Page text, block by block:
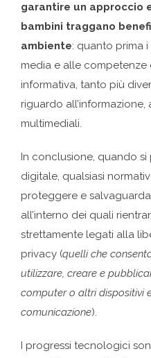
garantire un approccio
bambini traggano
ambiente: quanto prima
media e alle
informativa, tanto più
riguardo
multimediali.
In conclusione, quando
digitale, qualsiasi
proteggere e
all’interno dei quali
strettamente legati alla
privacy (quelli che
utilizzare, creare e
computer o altri dispositivi
comunicazione).
I progressi tecnologici